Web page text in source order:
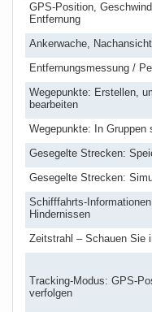
GPS-Position,
Entfernung
Ankerwache,
Entfernungsmessung /
Wegepunkte: Erstellen,
bearbeiten
Wegepunkte: In Gruppen
Gesegelte Strecken:
Gesegelte Strecken:
Schifffahrts-
Hindernissen
Zeitstrahl – Schauen Sie
Tracking-Modus: GPS-
verfolgen